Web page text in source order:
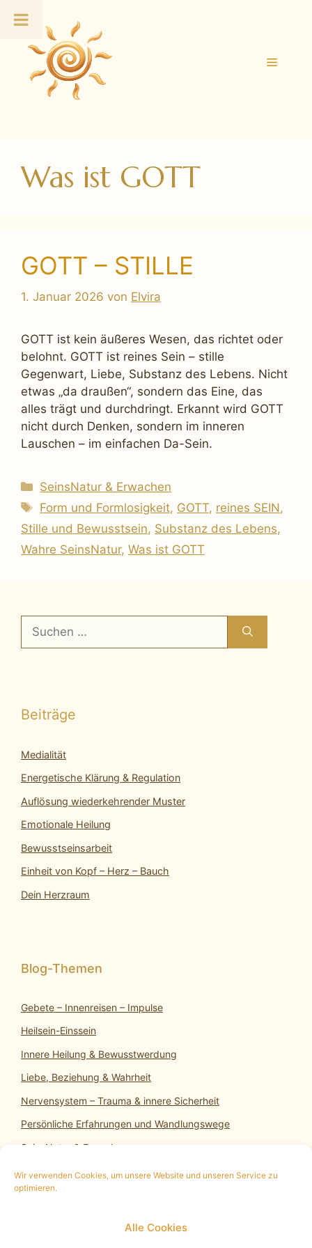
Wir verwenden Cookies, um unsere Website und unseren Service zu
optimieren.
Alle Cookies
Inhalt
springen
Menü
Was ist GOTT
GOTT – STILLE
1. Januar 2026 von Elvira
GOTT ist kein äußeres Wesen, das richtet oder
belohnt. GOTT ist reines Sein – stille
Gegenwart, Liebe, Substanz des Lebens. Nicht
etwas „da draußen“, sondern das Eine, das
alles trägt und durchdringt. Erkannt wird GOTT
nicht durch Denken, sondern im inneren
Lauschen – im einfachen Da-Sein.
Kategorien
SeinsNatur & Erwachen
Schlagwörter
Form und Formlosigkeit, GOTT, reines SEIN,
Stille und Bewusstsein, Substanz des Lebens,
Wahre SeinsNatur, Was ist GOTT
nach:
Beiträge
Medialität
Energetische Klärung & Regulation
Auflösung wiederkehrender Muster
Emotionale Heilung
Bewusstseinsarbeit
Einheit von Kopf – Herz – Bauch
Dein Herzraum
Gebete – Innenreisen – Impulse
Heilsein-Einssein
Innere Heilung & Bewusstwerdung
Liebe, Beziehung & Wahrheit
Nervensystem – Trauma & innere Sicherheit
Persönliche Erfahrungen und Wandlungswege
SeinsNatur & Erwachen
Impressum|Datenschutz